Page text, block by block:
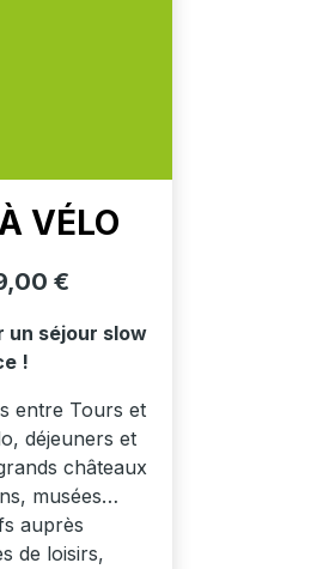
VÉLO
€
un séjour slow
!
entre Tours et
déjeuners et
châteaux
musées…
auprès
de loisirs,